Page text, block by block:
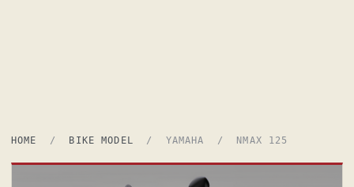
HOME / BIKE MODEL / YAMAHA / NMAX 125